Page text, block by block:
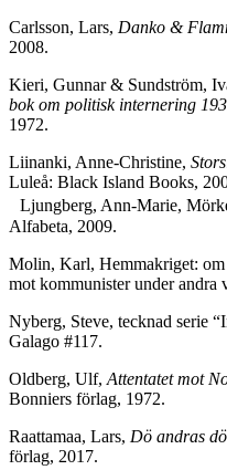
Carlsson, Lars, Danko &
2008.
Kieri, Gunnar & Sundström,
bok om politisk internering
1972.
Liinanki, Anne-Christine,
Luleå: Black Island Books,
Ljungberg, Ann-Marie,
Alfabeta, 2009.
Molin, Karl, Hemmakriget: om
mot kommunister under andra
Nyberg, Steve, tecknad serie
Galago #117.
Oldberg, Ulf, Attentatet mot
Bonniers förlag, 1972.
Raattamaa, Lars, Dö andras
förlag, 2017.